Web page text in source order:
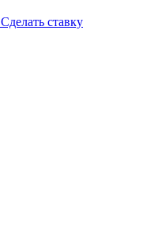
Сделать ставку